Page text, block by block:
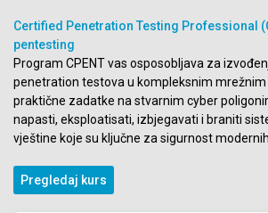
Certified Penetration Testing Professional
pentesting
Program CPENT vas osposobljava za
penetration testova u kompleksnim mrežnim
praktične zadatke na stvarnim cyber
napasti, eksploatisati, izbjegavati i braniti
vještine koje su ključne za sigurnost
Pregledaj kurs